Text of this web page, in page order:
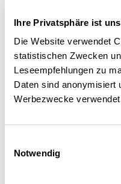
Ihre Privatsphäre ist
Die Website verwendet
statistischen Zwecken
Leseempfehlungen zu
Daten sind anonymisiert
Werbezwecke
Notwendig